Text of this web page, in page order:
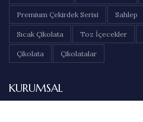
Premium Çekirdek Serisi Sahlep
Sıcak Çikolata Toz İçecekler
Çikolata Çikolatalar
KURUMSAL